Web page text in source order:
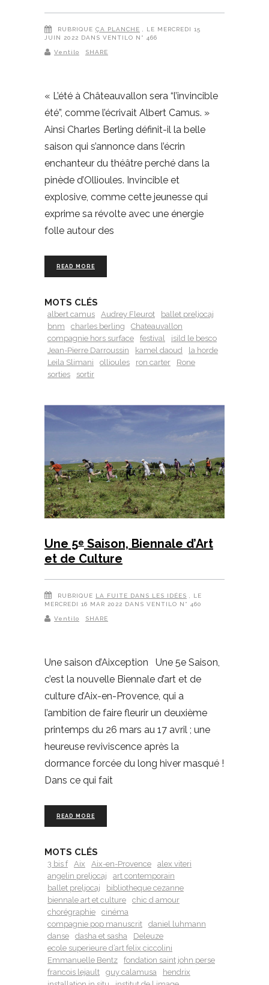
RUBRIQUE ÇA PLANCHE
, LE MERCREDI 15
JUIN 2022 DANS VENTILO N° 466
Ventilo SHARE
« L’été à Châteauvallon sera “l’invincible
été”, comme l’écrivait Albert Camus. »
Ainsi Charles Berling définit-il la belle
saison qui s’annonce dans l’écrin
enchanteur du théâtre perché dans la
pinède d’Ollioules. Invincible et
explosive, comme cette jeunesse qui
exprime sa révolte avec une énergie
folle autour des
READ MORE
MOTS CLÉS
albert camus Audrey Fleurot
ballet preljocaj
bnm
charles berling
Chateauvallon
compagnie hors surface
festival
isild le besco
Jean-Pierre Darroussin
kamel daoud
la horde
Leila Slimani
ollioules ron carter
Rone
sorties
sortir
Une 5e Saison, Biennale d’Art
et de Culture
RUBRIQUE LA FUITE DANS LES IDÉES
, LE
MERCREDI 16 MAR 2022 DANS VENTILO N° 460
Ventilo SHARE
Une saison d’Aixception Une 5e Saison,
c’est la nouvelle Biennale d’art et de
culture d’Aix-en-Provence, qui a
l’ambition de faire fleurir un deuxième
printemps du 26 mars au 17 avril ; une
heureuse reviviscence après la
dormance forcée du long hiver masqué !
Dans ce qui fait
READ MORE
MOTS CLÉS
3 bis f Aix Aix-en-Provence
alex viteri
angelin preljocaj
art contemporain
ballet preljocaj
bibliotheque cezanne
biennale art et culture
chic d amour
chorégraphie
cinéma
compagnie pop manuscrit
daniel luhmann
danse
dasha et sasha
Deleuze
ecole superieure d’art felix ciccolini
Emmanuelle Bentz
fondation saint john perse
francois lejault
guy calamusa
hendrix